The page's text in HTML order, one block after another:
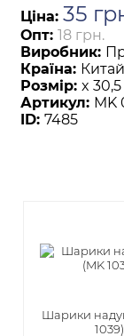
Ціна: 35
Опт: 18 грн.
Виробник:
Країна: Китай
Розмір: x
Артикул: MK
ID: 7485
Шарики
1039)